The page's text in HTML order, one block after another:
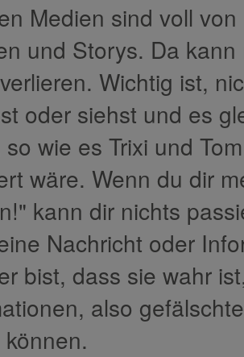
Medien sind voll
und Storys. Da
Wichtig ist,
oder siehst und es
wie es Trixi und
wäre. Wenn du dir
kann dir nichts
Nachricht oder
bist, dass sie wahr
also